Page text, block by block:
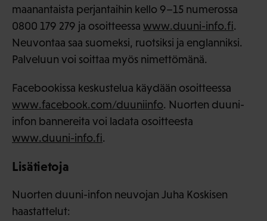
maanantaista perjantaihin kello 9–15 numerossa
0800 179 279 ja osoitteessa www.duuni-info.fi.
Neuvontaa saa suomeksi, ruotsiksi ja englanniksi.
Palveluun voi soittaa myös nimettömänä.
Facebookissa keskustelua käydään osoitteessa
www.facebook.com/duuniinfo. Nuorten duuni-
infon bannereita voi ladata osoitteesta
www.duuni-info.fi.
Lisätietoja
Nuorten duuni-infon neuvojan Juha Koskisen
haastattelut: